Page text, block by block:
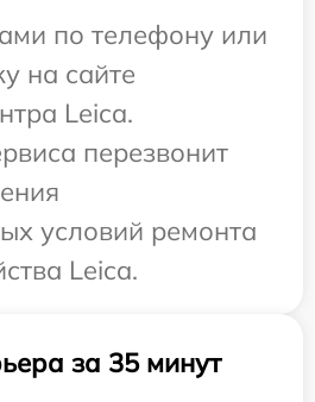
по телефону или
на сайте
Leica.
перезвонит
условий ремонта
Leica.
за 35 минут